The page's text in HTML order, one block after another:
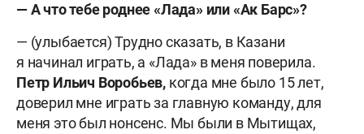
— А что тебе роднее «Лада» или «Ак Барс»?
— (улыбается) Трудно сказать, в Казани
я начинал играть, а «Лада» в меня поверила.
Петр Ильич Воробьев, когда мне было 15 лет,
доверил мне играть за главную команду, для
меня это был нонсенс. Мы были в Мытищах,